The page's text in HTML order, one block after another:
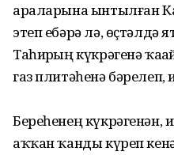
араларына ынтылған
этеп ебәрә лә,
Таһирҙың күкрәгенә
газ плитәһенә бәрелеп,
Береһенең
аҡҡан ҡанды күреп